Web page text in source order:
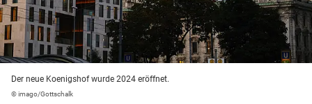
Der neue Koenigshof wurde 2024 eröffnet.
© imago/Gottschalk